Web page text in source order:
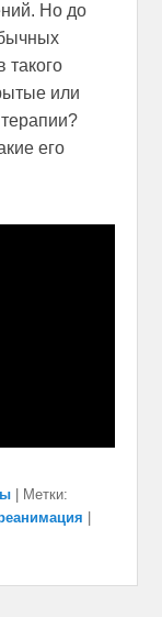
Но до
такого
или
его
Метки: